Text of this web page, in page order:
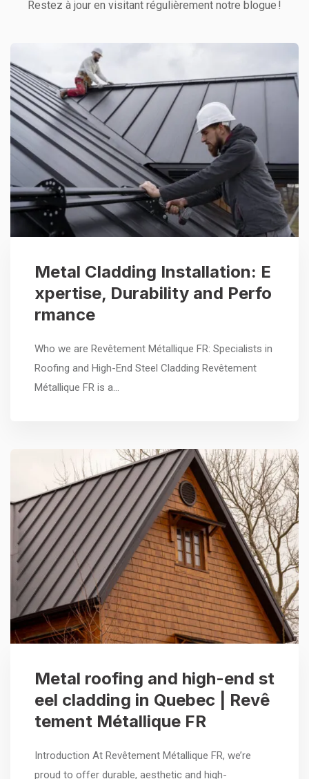
Restez à jour en visitant régulièrement notre blogue !
Metal Cladding Installation: E
xpertise, Durability and Perfo
rmance
Who we are Revêtement Métallique FR: Specialists in
Roofing and High-End Steel Cladding Revêtement
Métallique FR is a…
Metal roofing and high-end st
eel cladding in Quebec | Revê
tement Métallique FR
Introduction At Revêtement Métallique FR, we’re
proud to offer durable, aesthetic and high-